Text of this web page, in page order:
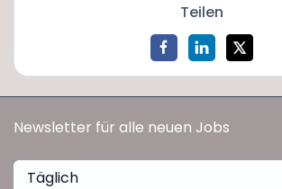
Teilen
Newsletter für alle neuen Jobs
Täglich